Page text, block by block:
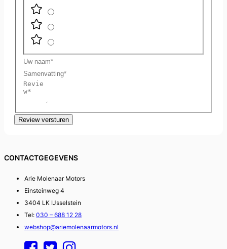
Uw
naam
Samenvatting
Review
Review versturen
CONTACTGEGEVENS
Arie Molenaar Motors
Einsteinweg 4
3404 LK IJsselstein
Tel: 030 – 688 12 28
webshop@ariemolenaarmotors.nl